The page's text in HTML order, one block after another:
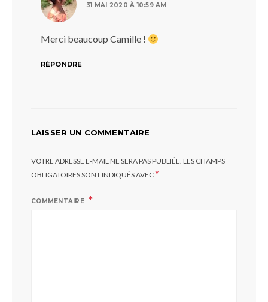
31 MAI 2020 À 10:59 AM
Merci beaucoup Camille !
RÉPONDRE
LAISSER UN COMMENTAIRE
VOTRE ADRESSE E-MAIL NE SERA PAS PUBLIÉE. LES CHAMPS
OBLIGATOIRES SONT INDIQUÉS AVEC*
COMMENTAIRE